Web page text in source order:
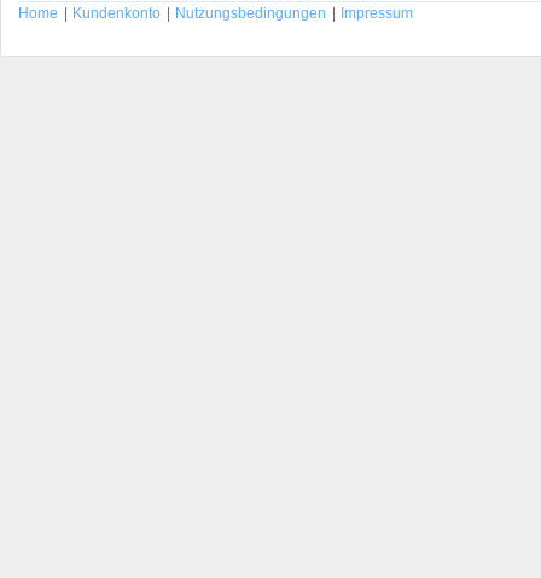
Home
Kundenkonto Nutzungsbedingungen Impressum